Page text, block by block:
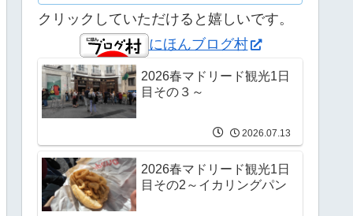
クリックしていただけると嬉しいです。
にほんブログ村
2026春マドリード観光1日
目その３～
2026.07.13
2026春マドリード観光1日
目その2～イカリングパン